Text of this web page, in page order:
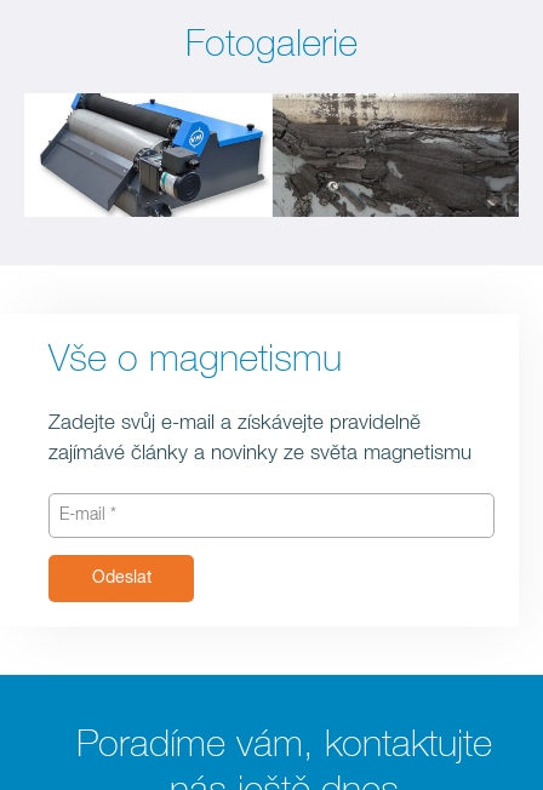
Fotogalerie
Vše o magnetismu
Zadejte svůj e-mail a získávejte pravidelně
zajímávé články a novinky ze světa magnetismu
Odeslat
Poradíme vám, kontaktujte